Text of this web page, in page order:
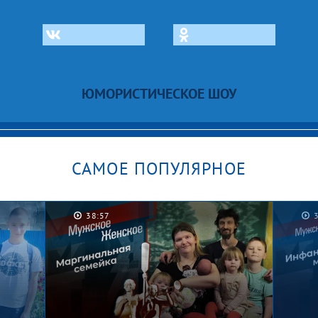
ЮМОРИСТИЧЕСКОЕ ШОУ
САМОЕ ПОПУЛЯРНОЕ
38:57